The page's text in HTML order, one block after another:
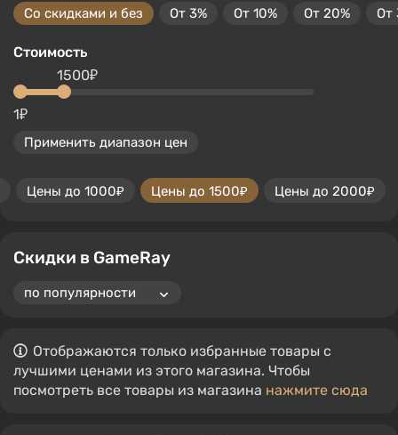
Со скидками и без От 3% От 10% От 20% От
Стоимость
1₽
1500₽
Применить диапазон цен
Цены до 1000₽ Цены до 1500₽ Цены до 2000₽
Скидки в GameRay
Отображаются только избранные товары с
лучшими ценами из этого магазина. Чтобы
посмотреть все товары из магазина нажмите сюда